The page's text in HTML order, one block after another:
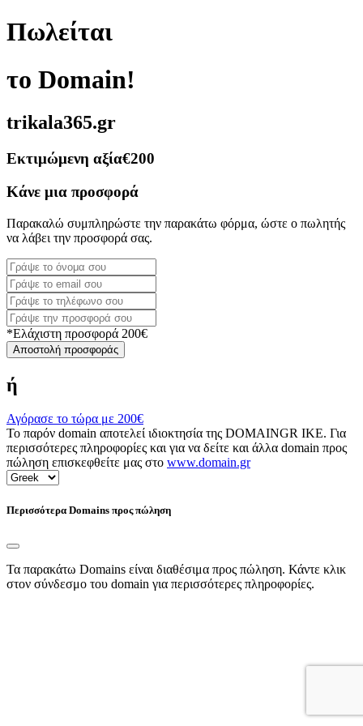
Πωλείται
το Domain!
trikala365.gr
Εκτιμώμενη αξία€200
Κάνε μια προσφορά
Παρακαλώ συμπληρώστε την παρακάτω φόρμα, ώστε ο πωλητής
να λάβει την προσφορά σας.
*Ελάχιστη προσφορά 200€
Αποστολή προσφοράς
ή
Αγόρασε το τώρα με 200€
Το παρόν domain αποτελεί ιδιοκτησία της DOMAINGR ΙΚΕ. Για
περισσότερες πληροφορίες και για να δείτε και άλλα domain προς
πώληση επισκεφθείτε μας στο www.domain.gr
Περισσότερα Domains προς πώληση
Τα παρακάτω Domains είναι διαθέσιμα προς πώληση. Κάντε κλικ
στον σύνδεσμο του domain για περισσότερες πληροφορίες.